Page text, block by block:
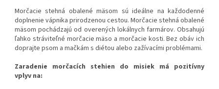
Morčacie stehná obalené mäsom sú ideálne na každodenné
doplnenie vápnika prirodzenou cestou. Morčacie stehná obalené
mäsom pochádzajú od overených lokálnych farmárov. Obsahujú
ľahko stráviteľné morčacie mäso a morčacie kosti. Bez obáv ich
doprajte psom a mačkám s diétou alebo zažívacími problémami.
Zaradenie morčacích stehien do misiek má pozitívny
vplyv na: